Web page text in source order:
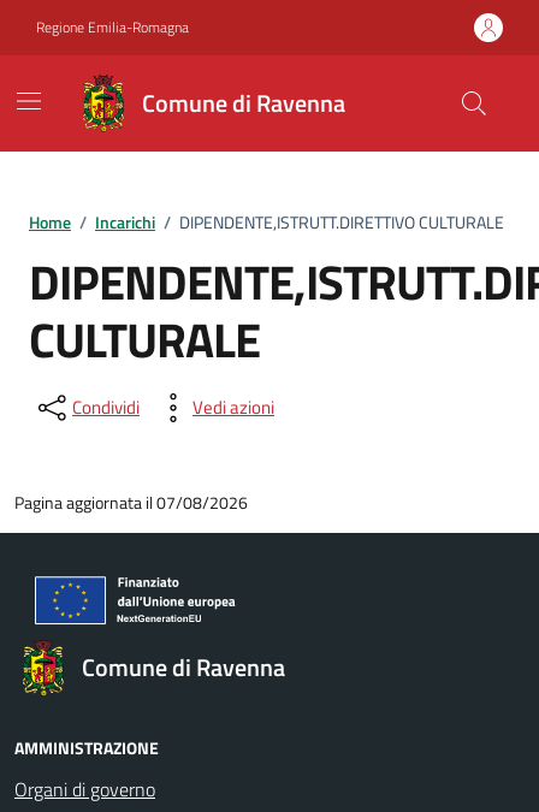
Regione Emilia-Romagna
Comune di Ravenna
Home / Incarichi / DIPENDENTE,ISTRUTT.DIRETTIVO CULTURALE
CULTURALE
Condividi Vedi azioni
Pagina aggiornata il 07/08/2026
Comune di Ravenna
AMMINISTRAZIONE
Organi di governo